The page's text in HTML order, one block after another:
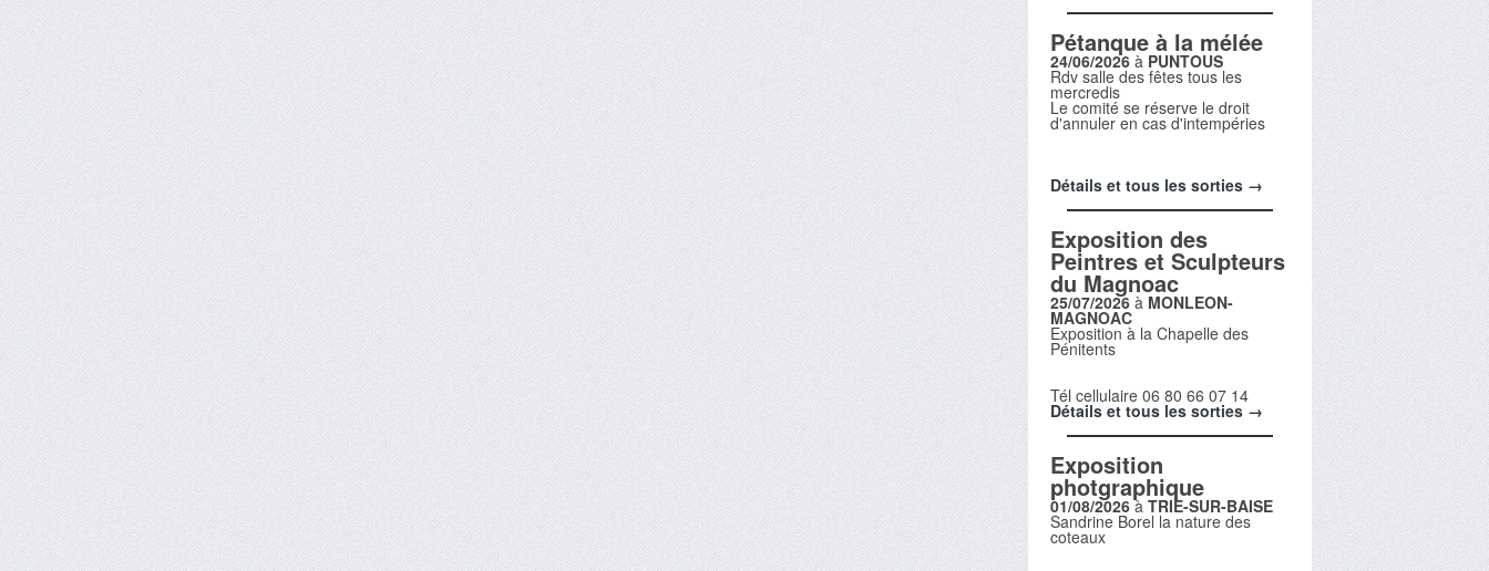
Pétanque à la mélée
24/06/2026 à PUNTOUS
Rdv salle des fêtes tous les
mercredis
Le comité se réserve le droit
d'annuler en cas d'intempéries
Détails et tous les sorties →
Exposition des
Peintres et Sculpteurs
du Magnoac
25/07/2026 à MONLEON-
MAGNOAC
Exposition à la Chapelle des
Pénitents
Tél cellulaire 06 80 66 07 14
Détails et tous les sorties →
Exposition
photgraphique
01/08/2026à TRIE-SUR-BAISE
Sandrine Borel la nature des
coteaux